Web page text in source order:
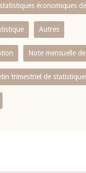
économiques de
Autres
Note mensuelle
trimestriel de